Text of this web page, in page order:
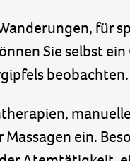
für
Sie selbst
beobachten.
ein.